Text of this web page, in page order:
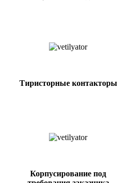
Тиристорные контакторы
Корпусирование под